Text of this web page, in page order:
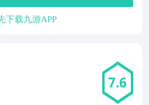
下载九游APP
7.6